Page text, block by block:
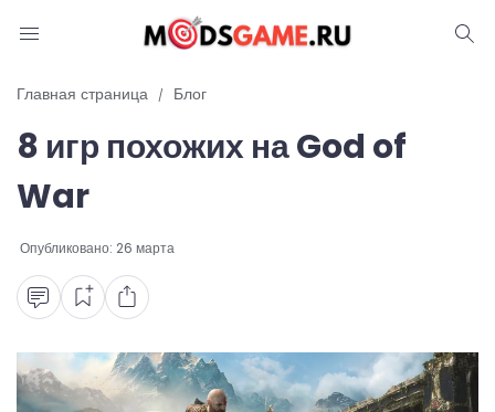
Блог
Читы и коды
Промокоды
Ошибки
Руководства
Roblox
Главная страница Блог
8 игр похожих на God of
War
Опубликовано: 26 марта